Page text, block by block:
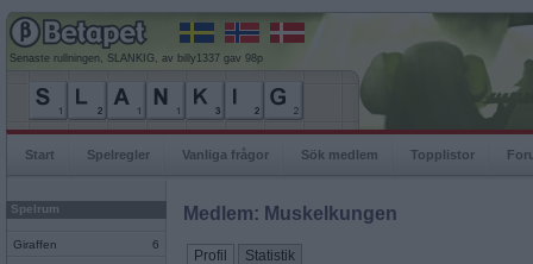
Senaste rullningen, SLANKIG, av billy1337 gav 98p
Start Spelregler Vanliga frågor Sök medlem Topplistor
Spelrum
Giraffen 6
Medlem: Muskelkungen
Profil Statistik